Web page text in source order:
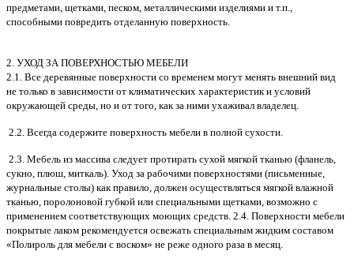
предметами, щетками, песком, металлическими изделиями и т.п.,
способными повредить отделанную поверхность.
2. УХОД ЗА ПОВЕРХНОСТЬЮ МЕБЕЛИ
2.1. Все деревянные поверхности со временем могут менять внешний вид
не только в зависимости от климатических характеристик и условий
окружающей среды, но и от того, как за ними ухаживал владелец.
2.2. Всегда содержите поверхность мебели в полной сухости.
2.3. Мебель из массива следует протирать сухой мягкой тканью (фланель,
сукно, плюш, миткаль). Уход за рабочими поверхностями (письменные,
журнальные столы) как правило, должен осуществляться мягкой влажной
тканью, поролоновой губкой или специальными щетками, возможно с
применением соответствующих моющих средств. 2.4. Поверхности мебели
покрытые лаком рекомендуется освежать специальным жидким составом
«Полироль для мебели с воском» не реже одного раза в месяц.